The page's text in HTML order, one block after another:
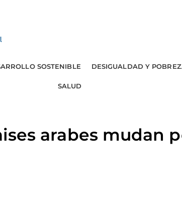
SOSTENIBLE DESIGUALDAD Y
SALUD
arabes mudan